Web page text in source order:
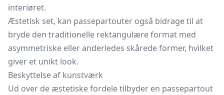
interiøret.
Æstetisk set, kan passepartouter også bidrage til at
bryde den traditionelle rektangulære format med
asymmetriske eller anderledes skårede former, hvilket
giver et unikt look.
Beskyttelse af kunstværk
Ud over de æstetiske fordele tilbyder en passepartout